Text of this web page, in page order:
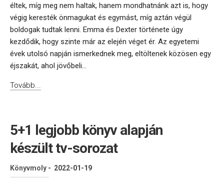
éltek, míg meg nem haltak, hanem mondhatnánk azt is, hogy
végig keresték önmagukat és egymást, míg aztán végül
boldogak tudtak lenni. Emma és Dexter története úgy
kezdődik, hogy szinte már az elején véget ér. Az egyetemi
évek utolsó napján ismerkednek meg, eltöltenek közösen egy
éjszakát, ahol jövőbeli...
Tovább...
5+1 legjobb könyv alapján
készült tv-sorozat
Könyvmoly - 2022-01-19